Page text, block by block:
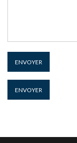
ENVOYER
ENVOYER